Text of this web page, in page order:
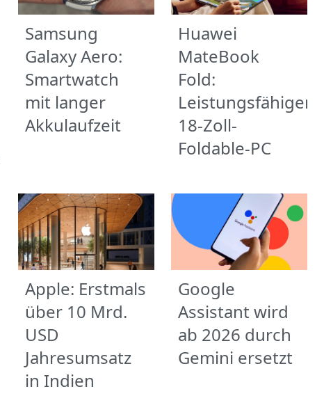
Samsung
Galaxy Aero:
Smartwatch
mit langer
Akkulaufzeit
Huawei
MateBook
Fold:
Leistungsfähiger
18-Zoll-
Foldable-PC
Apple: Erstmals
über 10 Mrd.
USD
Jahresumsatz
in Indien
Google
Assistant wird
ab 2026 durch
Gemini ersetzt